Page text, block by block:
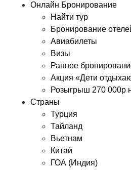
Онлайн Бронирование
Найти тур
Бронирование
Авиабилеты
Визы
Раннее
Акция «Дети
Розыгрыш 270 000р
Страны
Турция
Тайланд
Вьетнам
Китай
ГОА (Индия)